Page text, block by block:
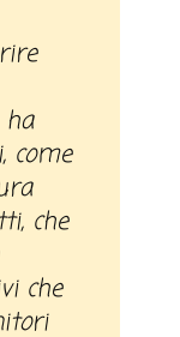
come
che
che